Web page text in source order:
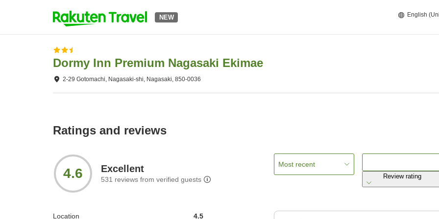
NEW English
Dormy Inn Premium Nagasaki Ekimae
2-29 Gotomachi, Nagasaki-shi, Nagasaki, 850-0036
Ratings and reviews
4.6 Excellent
531 reviews from verified guests
Location 4.5
Most recent
Review rating